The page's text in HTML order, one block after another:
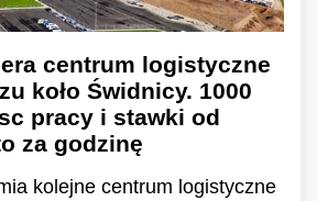
centrum logistyczne
koło Świdnicy. 1000
pracy i stawki od
za godzinę
kolejne centrum logistyczne